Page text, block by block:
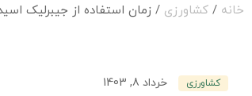
خانه / کشاورزی / زمان استفاده از جیبرلیک
کشاورزی خرداد 8, 1403